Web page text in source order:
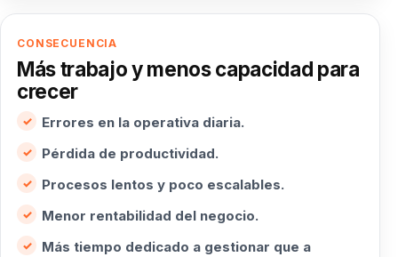
CONSECUENCIA
Más trabajo y menos capacidad para
crecer
Errores en la operativa diaria.
Pérdida de productividad.
Procesos lentos y poco escalables.
Menor rentabilidad del negocio.
Más tiempo dedicado a gestionar que a